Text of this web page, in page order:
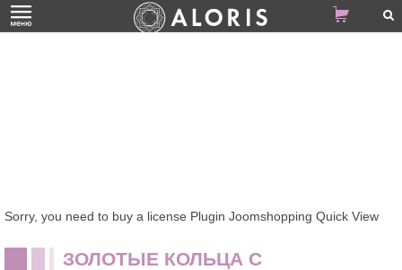
Sorry, you need to buy a license Plugin Joomshopping Quick View
ЗОЛОТЫЕ КОЛЬЦА С